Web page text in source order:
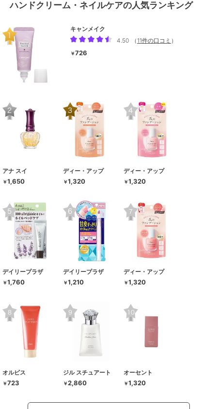
ハンドクリーム・ネイルケアの人気ランキング
キャンメイク
4.50
（ 11件の口コミ ）
￥726
アナ スイ
￥1,650
ディー・アップ
￥1,320
ディー・アップ
￥1,320
デイリープラザ
￥1,760
デイリープラザ
￥1,210
ディー・アップ
￥1,320
オルビス
￥723
ジル スチュアート
￥2,860
オーセント
￥1,320